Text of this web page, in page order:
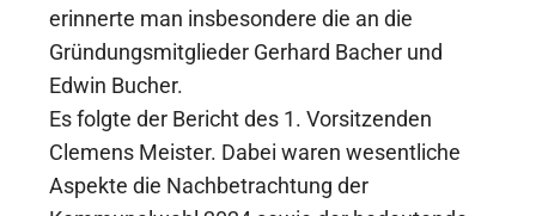
erinnerte man insbesondere die an die
Gründungsmitglieder Gerhard Bacher und
Edwin Bucher.
Es folgte der Bericht des 1. Vorsitzenden
Clemens Meister. Dabei waren wesentliche
Aspekte die Nachbetrachtung der